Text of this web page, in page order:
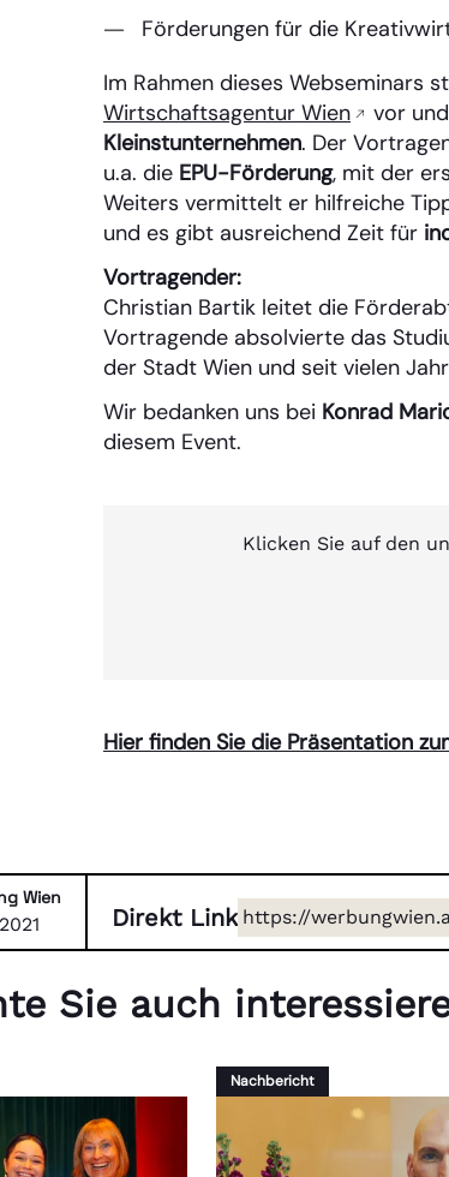
Förderungen für die
Im Rahmen dieses Webseminars
Wirtschaftsagentur Wien
vor
Kleinstunternehmen. Der
u.a. die EPU-Förderung, mit der
Weiters vermittelt er hilfreiche
und es gibt ausreichend Zeit für
Vortragender:
Christian Bartik leitet die
Vortragende absolvierte das
der Stadt Wien und seit vielen
Wir bedanken uns bei Konrad
diesem Event.
Klicken Sie auf den
Hier finden Sie die Präsentation
Wien
Direkt Link https://
Sie auch
Nachbericht